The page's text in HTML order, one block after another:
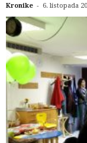
Kronike - 6. listopada